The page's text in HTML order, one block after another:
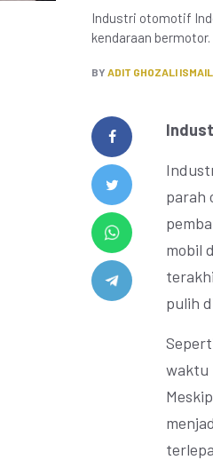
Industri otomotif
kendaraan bermotor.
BY ADIT GHOZALI ISMAIL
parah
mobil
pulih
waktu